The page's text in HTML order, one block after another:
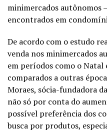
minimercados autônomos
encontrados em
De acordo com o estudo
venda nos minimercados
em períodos como o Natal
comparados a outras
Moraes, sócia-fundadora
não só por conta do
possível preferência dos
busca por produtos,